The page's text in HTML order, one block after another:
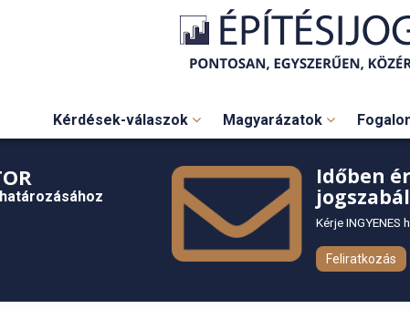
Kérdések-válaszok Magyarázatok
Időben
Kérje INGYENES
Feliratkozás